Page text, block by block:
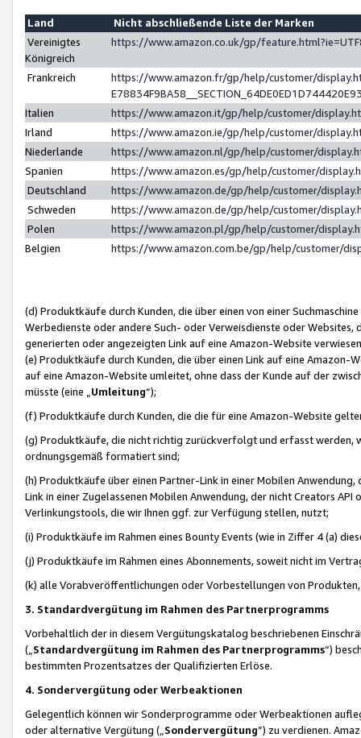
Land
Nicht abschließende Liste der Marken
Vereinigtes
Königreich
https://www.amazon.co.uk/gp/
Frankreich
https://www.amazon.fr/gp/help/customer/
Italien
https://www.amazon.it/gp/help/customer/
Irland
https://www.amazon.ie/gp/help/customer/
Niederlande
https://www.amazon.nl/gp/help/customer/
Spanien
https://www.amazon.es/gp/help/customer/
Deutschland
https://www.amazon.de/gp/help/customer/
Schweden
https://www.amazon.de/gp/help/customer/
Polen
https://www.amazon.pl/gp/help/customer/
Belgien
https://www.amazon.com.be/gp/help/customer/
(d) Produktkäufe durch Kunden, die über einen von einer
Werbedienste oder andere Such- oder Verweisdienste oder Websites,
generierten oder angezeigten Link auf eine Amazon-Website
(e) Produktkäufe durch Kunden, die über einen Link auf eine
auf eine Amazon-Website umleitet, ohne dass der Kunde auf der
müsste (eine „ Umleitung“);
(f) Produktkäufe durch Kunden, die die für eine Amazon-Website
(g) Produktkäufe, die nicht richtig zurückverfolgt und erfasst werden,
ordnungsgemäß formatiert sind;
(h) Produktkäufe über einen Partner-Link in einer Mobilen
Link in einer Zugelassenen Mobilen Anwendung, der nicht Creators
Verlinkungstools, die wir Ihnen ggf. zur Verfügung stellen, nutzt;
(i) Produktkäufe im Rahmen eines Bounty Events (wie in Ziffer 4 (a)
(j) Produktkäufe im Rahmen eines Abonnements, soweit nicht im
(k) alle Vorabveröffentlichungen oder Vorbestellungen von
3. Standardvergütung im Rahmen des Partnerprogramms
Vorbehaltlich der in diesem Vergütungskatalog beschriebenen
(„ Standardvergütung im Rahmen des Partnerprogramms“)
bestimmten Prozentsatzes der Qualifizierten Erlöse.
4. Sondervergütung oder Werbeaktionen
Gelegentlich können wir Sonderprogramme oder Werbeaktionen
oder alternative Vergütung („ Sondervergütung”) zu verdienen.